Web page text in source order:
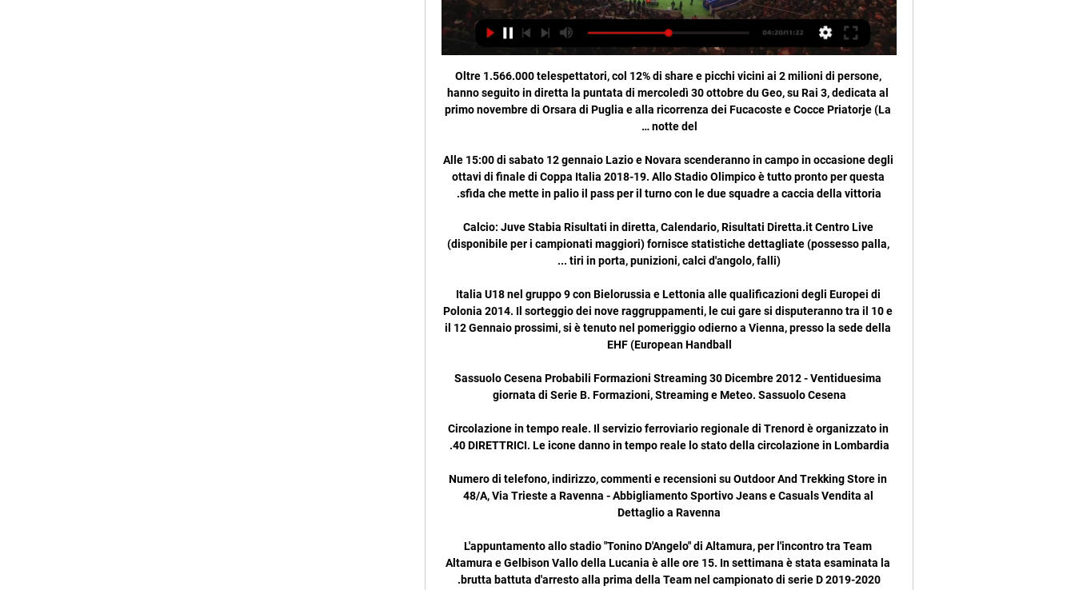
Oltre 1.566.000 telespettatori, col 12% di share e picchi vicini ai 2 milioni di persone, hanno seguito in diretta la puntata di mercoledì 30 ottobre du Geo, su Rai 3, dedicata al primo novembre di Orsara di Puglia e alla ricorrenza dei Fucacoste e Cocce Priatorje (La notte del …

Alle 15:00 di sabato 12 gennaio Lazio e Novara scenderanno in campo in occasione degli ottavi di finale di Coppa Italia 2018-19. Allo Stadio Olimpico è tutto pronto per questa sfida che mette in palio il pass per il turno con le due squadre a caccia della vittoria.

Calcio: Juve Stabia Risultati in diretta, Calendario, Risultati Diretta.it Centro Live (disponibile per i campionati maggiori) fornisce statistiche dettagliate (possesso palla, tiri in porta, punizioni, calci d'angolo, falli) ...

Italia U18 nel gruppo 9 con Bielorussia e Lettonia alle qualificazioni degli Europei di Polonia 2014. Il sorteggio dei nove raggruppamenti, le cui gare si disputeranno tra il 10 e il 12 Gennaio prossimi, si è tenuto nel pomeriggio odierno a Vienna, presso la sede della EHF (European Handball

Sassuolo Cesena Probabili Formazioni Streaming 30 Dicembre 2012 - Ventiduesima giornata di Serie B. Formazioni, Streaming e Meteo. Sassuolo Cesena

Circolazione in tempo reale. Il servizio ferroviario regionale di Trenord è organizzato in 40 DIRETTRICI. Le icone danno in tempo reale lo stato della circolazione in Lombardia.

Numero di telefono, indirizzo, commenti e recensioni su Outdoor And Trekking Store in 48/A, Via Trieste a Ravenna - Abbigliamento Sportivo Jeans e Casuals Vendita al Dettaglio a Ravenna

L'appuntamento allo stadio "Tonino D'Angelo" di Altamura, per l'incontro tra Team Altamura e Gelbison Vallo della Lucania è alle ore 15. In settimana è stata esaminata la brutta battuta d'arresto alla prima della Team nel campionato di serie D 2019-2020.

Scheda film DolceRoma (2019) - Streaming | Leggi la recensione, trama, cast completo, critica e guarda trailer, foto, immagini, poster e locandina del film diretto da Fabio Resinaro con Lorenzo Richelmy, Luca Barbareschi, Valentina Bellè, Claudia Gerini

LADISPOLI - CENTRALISSIMO - A POCA DISTANZA DALLA VIA PRINCIPALE - Negozio di circa 30 mq commerciali. Bagno da ristrutturare. PER MAGGIORI INFO E VISITE CHIAMA ALLO 06.99551105 / 06-52726341 frimm5072@frimm.com immobiliaretrusca.it frimm cerveteri frimm ladispoli frimm cerenova campo di mare frimm valcanneto case appartamenti litorale agenzia.

2° set Ubi Banca San Bernardo Cn Vs Volley 2001 Garlasco PV 1-0 #CuneoVsGarlasco #serieBmaschile #forzacuneo #wearelive. Vai a. Sezioni di questa pagina.

Dove vedere Brindisi-Juve Stabia, streaming gratis LIVE e 10 ott 2023 — Dove vedere Brindisi-Juve Stabia, streaming gratis e diretta tv Sky, Rai, Antenna Sud o DAZN? No rojadirecta · Sky Sport 253 e in streaming ...

Serie A, Sampdoria-Cagliari 4-1: pagelle e highlights in diretta. Live Match valido per la 35a giornata di Serie A. Leggi le pagelle, il tabellino e la cronaca della partita, guarda i video dei gol.

Tromsdalen UIL Sandefjord in diretta: scopri i risultati della partita Tromsdalen UIL Sandefjord live e segui i tabellini in diretta Tromsdalen UIL Sandefjord grazie al nostro livescore. Partita di OBOS-ligaen giocata il 22/04/19 16:00

Ad aprire il programma sarà l’anticipo tra Cremonese ed Hellas Verona venerdì 29 marzo alle ore 21:00. Il match verrà trasmesso in diretta tv su Rai Sport, non solo su DAZN. Entrambe le squadre sono reduci da un pareggio per 1-1.

Serie C, dove vedere tutte le partite in diretta tv e streaming Juve Stabia – Brindisi, C. 20:45, Perugia – Fermana, B. 20:45, Potenza – Avellino, C. 20:45, Virtus Francavilla – Turris, C. 20:45, Vis Pesaro – Ancona, B. Le ...

Angelo Galfano non è più l’allenatore del Licata calcio. Dopo la sconfitta in Coppa contro il Mazara, la società guidata dal presidente Danilo Scimonelli ha deciso di interrompere il rapporto con l’ormai ex tecnico. Si apre quindi il toto-allenatore per la panchina gialloblu.

Streaming AS 14 Juve Stabia Streaming AS 14. antenna sud 14. Tutti i diritti sono riservati. Si diffida ...

Calcio su Diretta Mobile - risultati in tempo reale per il tuo PDA 20:45Juve Stabia - Brindisi -:- 20:45Potenza - Avellino -:- 20:45Virtus Francavilla - Turris -:-. ITALIA: Serie A Femminile. 15:00Como D - Fiorentina D -:- 15 ...

spettatori girone a ultima giornata novara-albinoleffe 4.317 lecco-alessandria 2.333 siena-pistoiese 2.266 arezzo-pro patria 1.950 pro vercelli-pergolettese 1.195 olbia-como 884 giana-pontedera …

Autobus|Pullman Cosenza Pescara, orari degli autobus, dei treni, delle autolinee e dei trasporti per andare da Cosenza a Pescara, Voli per andare da Cosenza a Pescara. Cosenza Calcio vs Pescara predictions, football tips and statistics for this match of Italy Serie B on Hai 6 modi per andare da Pescara a Cosenza.

OSAKA – Dalle 12.15 gli azzurri scendono in campo per la sfida al Giappone. Terza giornata di Grand Champions Cup con l’Italia che insegue Stati Uniti, Brasile e Iran a 2 vittorie ma già una gara in più. Qui il canale per vedere la partita in live streaming

AIUTO: Ti trovi alla pagina risultati WCH U18 IB 2019 nella sezione Hockey/Mondo. Risultati.it offre risultati in tempo reale WCH U18 IB 2019, risultati parziali e finali, classifiche WCH U18 IB 2019 e dettagli sulle partite. Oltre a risultati WCH U18 IB 2019 su Risultati.it puoi seguire più di 100 competizioni di hockey da oltre 15 paesi del.

Brindisi-Juve Stabia dove vederla: Sky, DAZN, Mediaset o 10 ott 2023 — Brindisi-Juve Stabia è in diretta tv esclusiva su Sky. Basta sintonizzarsi su Sky Sport Calcio o Sky Sport, i canali scelti per trasmettere l' ...

Brindisi FC vs Juve Stabia | Serie C Brindisi FC vs Juve Stabia | Serie C Diventa tu il reporter di questa partita! Scopri come... Gol di B. Valenti (Brindisi FC)! L. Candellone (Juve Stabia) ...

Sanchez (Agropoli) L'estremo difensore spagnolo, in quel di Bitonto, blinda la porta dei campani. Al suo attivo almeno tre interventi decisivi. DIFESA. Landolfo (Gladiator) Efficace nei contrasti, puntuale nelle ripartenze. Pare un veterano, invece ha appena 18 anni.

Ricordato che il Tigre ha la difesa più fragile della Superliga e segnalato che l'Unión de Santa Fe in trasferta sa il fatto suo (4-3-3), ci sbilanciamo. Pronostico. Il confronto diretto più recente si è concluso 3-3; questa volta scegliamo la combinazione 1 + Under 2.5 e vi suggeriamo di consultare il nostro comparatore quote per conoscere l'opinione dei bookmakers.

Juve Stabia vs Picerno | Serie C 3446-12. Brindisi FC logo Brindisi FC. 16. 234415. 1644-28. Monterosi logo Video · Segnalazioni · Opinioni · Accedi. BrindisiReport è in caricamento. , ma ha ...

Ajax-Tottenham verrà trasmessa in diretta e in chiaro dalla Rai su Rai 1, mentre gli abbonati a Sky potranno vedere la partita sempre in diretta su Sky Sport Uno (canale 201 del satellite, 472 sul digitale terrestre) e Sky Sport Football (canale 203 del satellite).

Webcam Foggia. Webcam in diretta da Foggia (FG) Puglia, cliccando sulle immagini si accede alla scheda con i dettagli della webcam dove si può visionare lo zoom, la quota, le previsioni per la località, la mappa della zona e tante altre risorse utili.

Brindisi-Juve Stabia, dove vedere la gara di Serie C 10 ott 2023 — Brindisi-Juve Stabia: dove vedere la gara di Serie C 2023/24? Domenica 8 ottobre, ore 18:30. Diretta TV, streaming e probabili formazioni.

Juve Stabia vs Brindisi chat 1 giorno fa — Dove guardare Juve Stabia vs Brindisi online?AiScore provides Juve Stabia vs Brindisi(2024/02/14) live punteggio,h2h,predizione,l'incontro ...

Brindisi Juve Stabia, Sky o Now? Dove vederla in diretta Tv 8 ott 2023 — Brindisi Juve Stabia oggi, dove vederla in diretta TV o streaming. Fischio d'inizio alle 18.30 allo stadio “Franco Fanuzzi” di Brindisi. Dove ...

Qui trovi tutti i voli per partire in aereo da Rotonda. Trovi i voli che partono dagli aeroporti più vicini a Rotonda (Aeroporto Lamezia Terme Internazionale Lamezia, Aeroporto Crotone S. Anna, Aeroporto Bari Palese, ) con arrivo in tutti gli altri aeroporti italiani.

Comincia oggi la 22esima giornata di Lega Pro, girone A. Il Renate va a giocare in trasferta sul terreno del Lumezzane, mentre la Giana Erminio scende a sua volta ospite contro il Pro …

Festival di Sanremo 2019 in streaming, diretta tv, dove vederlo, replica della sessantanovesima edizione della kermesse canora di mamma Rai in scena dal Teatro Ariston di Sanremo …

Un settimo posto ai campionati italiani femminili Under14 chiude la stagione del Ct Giotto. Al loro primo anno nella categoria, le ragazze del circolo aretino sono riuscite a confermarsi ai vertici del tennis giovanile tricolore, anche se nelle finali di Cuneo sono state protagoniste di una

Rojadirecta partite di calcio in diretta streaming Streaming calcio gratis. Rojadirecta streaming calcio gratis è il miglior sito per vedere le partite e gli sport maggiori in diretta live, senza installare nessuna applicazione o programma sul vostro pc, telefono o tablet. Iptv italia servizio con pacchetti in abbonamento server sky e mediaset.

I risultati di Serie D per le partite della domenica sono definitivi: continua la crisi della Lucchese che cade sul campo del Casale e resta ancora senza vittorie nel girone A, mentre nel girone B il Seregno mantiene la sua imbattibilità ma non va in fuga, pareggiando in casa contro la Tritium. Il

Facebook Twitter WhatsApp Telegram Messenger Il sorteggio del Calendario di Serie A si terrà oggi a partire dalle 18:45 e potrete seguire la diretta streaming anche sul nostro sito www.calcionewsweb.it dove inseriremo un articolo dettagliato sia con le giornate che vengono sorteggiate ma anche con il video della diretta di Sky. Come ogni anno.

Serie A, dove vedere Milan-Brescia in Tv e in streaming (Di sabato 31 agosto 2019) E’ arrivato il giorno del debutto a San Siro del Milan, anche se certamente il clima che si respira in casa rossonera non può essere dei migliori: all’e